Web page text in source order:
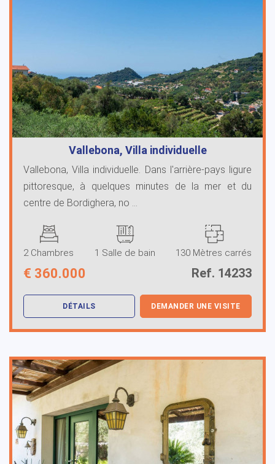
Vallebona, Villa individuelle
Vallebona, Villa individuelle. Dans l'arrière-pays ligure
pittoresque, à quelques minutes de la mer et du
centre de Bordighera, no ...
2 Chambres 1 Salle de bain 130 Mètres carrés
€ 360.000 Ref. 14233
DÉTAILS DEMANDER UNE VISITE